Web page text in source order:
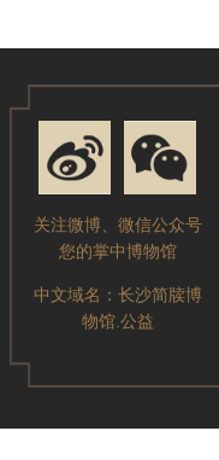
关注微博、微信公众号
您的掌中博物馆
中文域名： 长沙简牍博
物馆.公益